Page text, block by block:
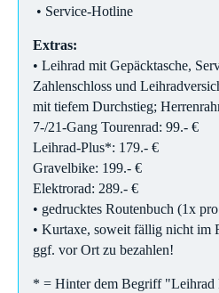
• Service-Hotline
Extras:
• Leihrad mit Gepäcktasche,
Zahlenschloss und
mit tiefem Durchstieg;
7-/21-Gang Tourenrad: 99.- €
Leihrad-Plus*: 179.- €
Gravelbike: 199.- €
Elektrorad: 289.- €
• gedrucktes Routenbuch (1x
• Kurtaxe, soweit fällig nicht im
ggf. vor Ort zu bezahlen!
* = Hinter dem Begriff "Leihrad